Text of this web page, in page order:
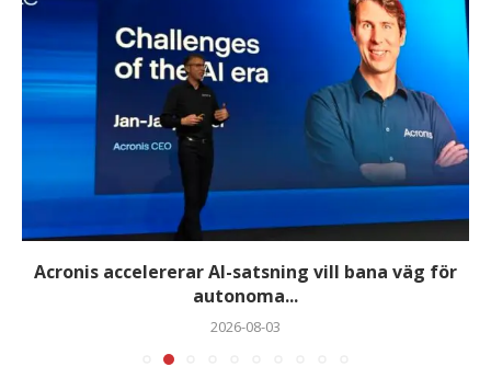
Acronis accelererar AI-satsning vill bana väg för
autonoma...
2026-08-03